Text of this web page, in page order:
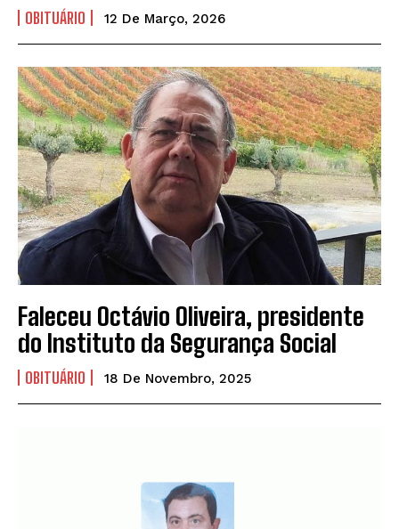
OBITUÁRIO 12 De Março, 2026
Faleceu Octávio Oliveira, presidente
do Instituto da Segurança Social
OBITUÁRIO 18 De Novembro, 2025